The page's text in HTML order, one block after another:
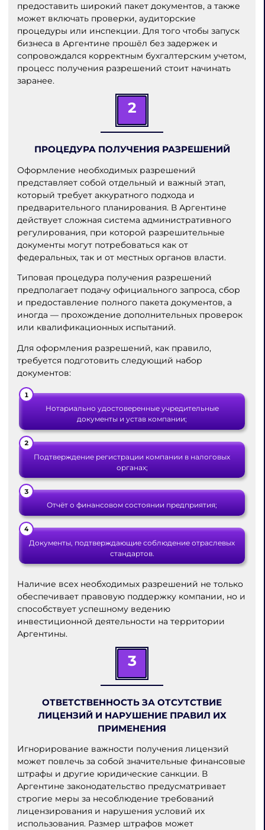
предоставить широкий пакет документов, а также
может включать проверки, аудиторские
процедуры или инспекции. Для того чтобы запуск
бизнеса в Аргентине прошёл без задержек и
сопровождался корректным бухгалтерским учетом,
процесс получения разрешений стоит начинать
заранее.
2
ПРОЦЕДУРА ПОЛУЧЕНИЯ РАЗРЕШЕНИЙ
Оформление необходимых разрешений
представляет собой отдельный и важный этап,
который требует аккуратного подхода и
предварительного планирования. В Аргентине
действует сложная система административного
регулирования, при которой разрешительные
документы могут потребоваться как от
федеральных, так и от местных органов власти.
Типовая процедура получения разрешений
предполагает подачу официального запроса, сбор
и предоставление полного пакета документов, а
иногда — прохождение дополнительных проверок
или квалификационных испытаний.
Для оформления разрешений, как правило,
требуется подготовить следующий набор
документов:
Нотариально удостоверенные учредительные
документы и устав компании;
Подтверждение регистрации компании в налоговых
органах;
Отчёт о финансовом состоянии предприятия;
Документы, подтверждающие соблюдение отраслевых
стандартов.
Наличие всех необходимых разрешений не только
обеспечивает правовую поддержку компании, но и
способствует успешному ведению
инвестиционной деятельности на территории
Аргентины.
3
ОТВЕТСТВЕННОСТЬ ЗА ОТСУТСТВИЕ
ЛИЦЕНЗИЙ И НАРУШЕНИЕ ПРАВИЛ ИХ
ПРИМЕНЕНИЯ
Игнорирование важности получения лицензий
может повлечь за собой значительные финансовые
штрафы и другие юридические санкции. В
Аргентине законодательство предусматривает
строгие меры за несоблюдение требований
лицензирования и нарушения условий их
использования. Размер штрафов может